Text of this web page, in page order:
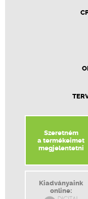
Szeretném
a termékeimet
megjelentetni
Kiadványaink
online: